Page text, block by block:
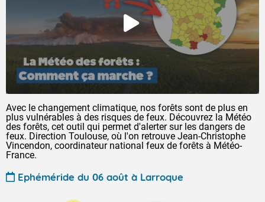
Avec le changement climatique, nos forêts sont de plus en
plus vulnérables à des risques de feux. Découvrez la Météo
des forêts, cet outil qui permet d'alerter sur les dangers de
feux. Direction Toulouse, où l'on retrouve Jean-Christophe
Vincendon, coordinateur national feux de forêts à Météo-
France.
Ephéméride du 06 août à Larroque